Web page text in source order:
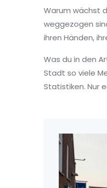
Warum wächst
weggezogen
ihren Händen,
Was du in den
Stadt so viele
Statistiken. Nur